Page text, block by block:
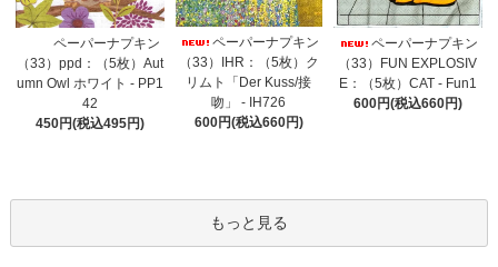
ペーパーナプキン
（33）ppd：（5枚）Aut
umn Owl ホワイト - PP1
42
450円(税込495円)
ペーパーナプキン
（33）IHR：（5枚）ク
リムト「Der Kuss/接
吻」 - IH726
600円(税込660円)
ペーパーナプキン
（33）FUN EXPLOSIV
E：（5枚）CAT - Fun1
600円(税込660円)
もっと見る